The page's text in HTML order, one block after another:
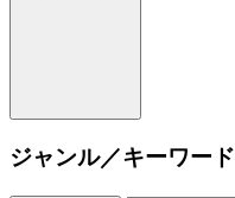
ジャンル／キーワード